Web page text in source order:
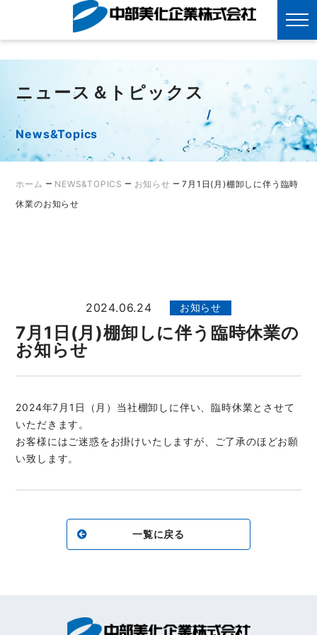
ニュース＆トピックス
News&Topics
ホーム – NEWS&TOPICS – お知らせ – 7月1日(月)棚卸しに伴う臨時
休業のお知らせ
7月1日(月)棚卸しに伴う臨時休業の
お知らせ
2024.06.24 お知らせ
2024年7月1日（月）当社棚卸しに伴い、臨時休業とさせて
いただきます。
お客様にはご迷惑をお掛けいたしますが、ご了承のほどお願
い致します。
一覧に戻る